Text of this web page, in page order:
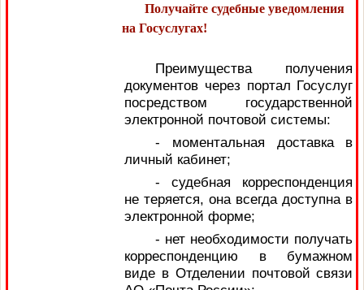
Получайте судебные уведомления
на Госуслугах!
Преимущества получения
документов через портал Госуслуг
посредством государственной
электронной почтовой системы:
- моментальная доставка в
личный кабинет;
- судебная корреспонденция
не теряется, она всегда доступна в
электронной форме;
- нет необходимости получать
корреспонденцию в бумажном
виде в Отделении почтовой связи